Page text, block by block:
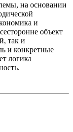
на основании
и
объект
так и
и конкретные
логика